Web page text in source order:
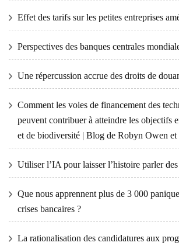
Effet des tarifs sur les petites entreprises
Perspectives des banques centrales
Une répercussion accrue des droits de
Comment les voies de financement des
peuvent contribuer à atteindre les objectifs
et de biodiversité | Blog de Robyn Owen
Utiliser l’IA pour laisser l’histoire parler
Que nous apprennent plus de 3 000
crises bancaires ?
La rationalisation des candidatures aux